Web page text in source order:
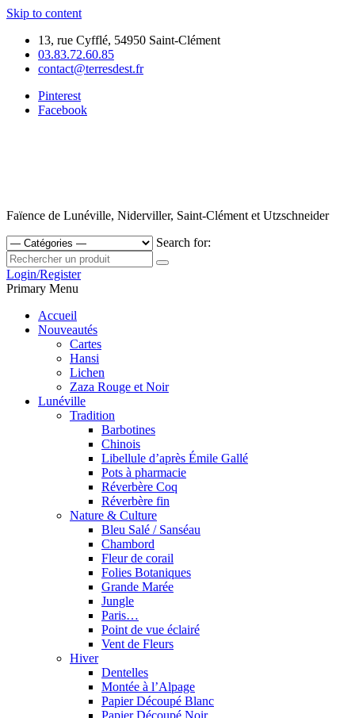
Skip to content
13, rue Cyfflé, 54950 Saint-Clément
03.83.72.60.85
contact@terresdest.fr
Pinterest
Facebook
Faïence de Lunéville, Niderviller, Saint-Clément et Utzschneider
Search for:
Login/Register
Primary Menu
Accueil
Nouveautés
Cartes
Hansi
Lichen
Zaza Rouge et Noir
Lunéville
Tradition
Barbotines
Chinois
Libellule d’après Émile Gallé
Pots à pharmacie
Réverbère Coq
Réverbère fin
Nature & Culture
Bleu Salé / Sanséau
Chambord
Fleur de corail
Folies Botaniques
Grande Marée
Jungle
Paris…
Point de vue éclairé
Vent de Fleurs
Hiver
Dentelles
Montée à l’Alpage
Papier Découpé Blanc
Papier Découpé Noir